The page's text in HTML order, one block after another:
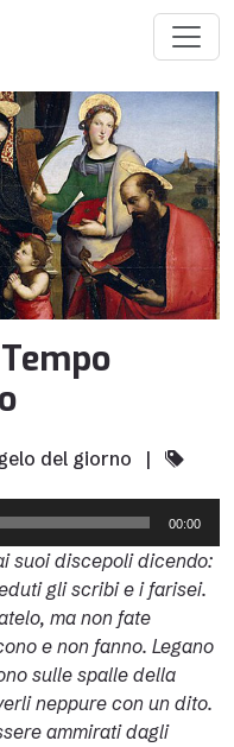
del giorno |
00:00
suoi discepoli dicendo:
gli scribi e i farisei.
ma non fate
e non fanno. Legano
sulle spalle della
neppure con un dito.
ammirati dagli